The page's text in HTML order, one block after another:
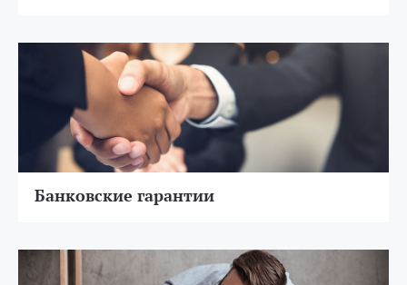
Банковские гарантии